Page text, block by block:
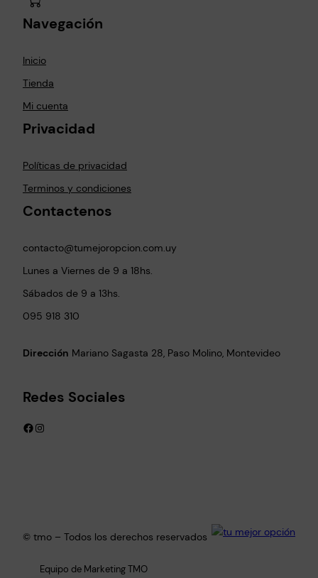
Navegación
Inicio
Tienda
Mi cuenta
Privacidad
Políticas de privacidad
Terminos y condiciones
Contactenos
contacto@tumejoropcion.com.uy
Lunes a Viernes de 9 a 18hs.
Sábados de 9 a 13hs.
095 918 310
Dirección Mariano Sagasta 28, Paso Molino, Montevideo
Redes Sociales
Facebook Instagram
© tmo – Todos los derechos reservados
Equipo de Marketing TMO